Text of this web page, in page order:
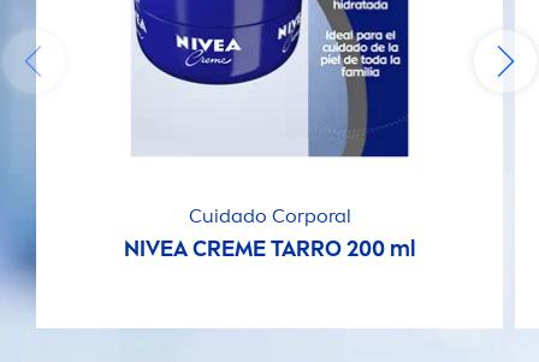
Cuidado Corporal
NIVEA CREMETARRO 200 ml